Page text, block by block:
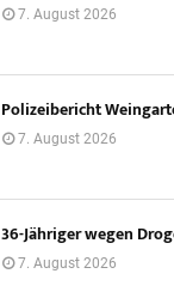
7. August 2026
Polizeibericht
7. August 2026
36-Jähriger wegen
7. August 2026